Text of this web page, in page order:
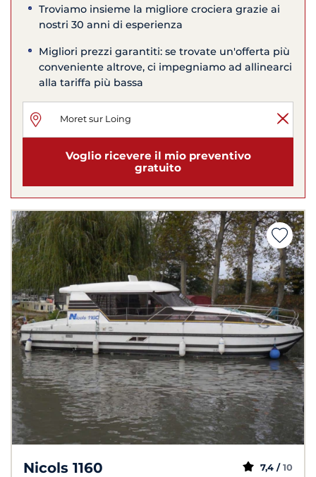
Troviamo insieme la migliore crociera grazie ai
nostri 30 anni di esperienza
Migliori prezzi garantiti: se trovate un'offerta più
conveniente altrove, ci impegniamo ad allinearci
alla tariffa più bassa
Voglio ricevere il mio preventivo
gratuito
Nicols 1160 7,4 / 10